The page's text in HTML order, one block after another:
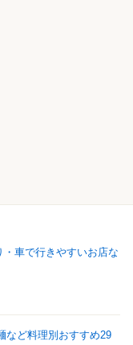
車で行きやすいお店な
など料理別おすすめ29